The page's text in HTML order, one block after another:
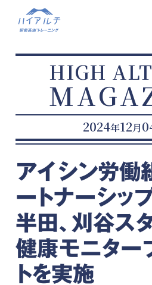
HIGH
2024年12月
アイシン労働
ートナーシッ
半田、刈谷ス
健康モニター
トを実施